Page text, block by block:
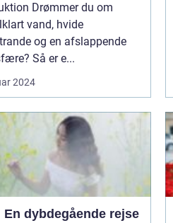
Drømmer du om
vand, hvide
og en afslappende
Så er e...
2024
En dybdegående rejse